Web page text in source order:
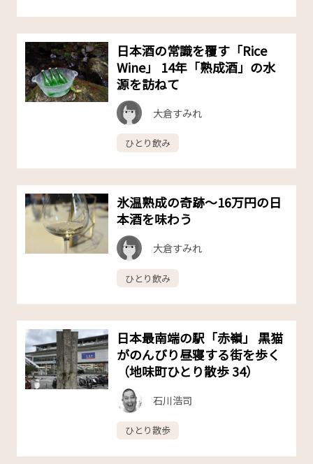
日本酒の常識を覆す「Rice
Wine」 14年「熟成酒」の水
源を訪ねて
大倉すみれ
ひとり飲み
氷温熟成の奇跡〜16万円の日
本酒を味わう
大倉すみれ
ひとり飲み
日本最南端の駅「赤嶺」 黒猫
がのんびり昼寝する街を歩く
（地味町ひとり散歩 34）
石川浩司
ひとり散歩